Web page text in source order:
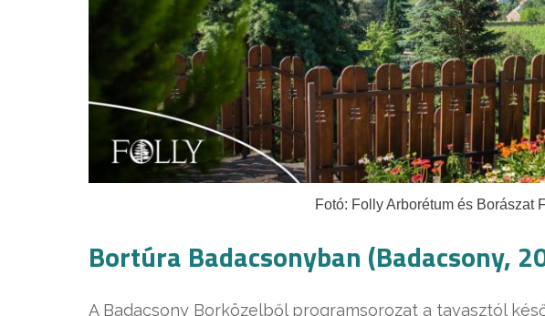
Fotó: Folly Arborétum és Borászat
Bortúra Badacsonyban (Badacsony,
A Badacsony Borközelből programsorozat a tavasztól